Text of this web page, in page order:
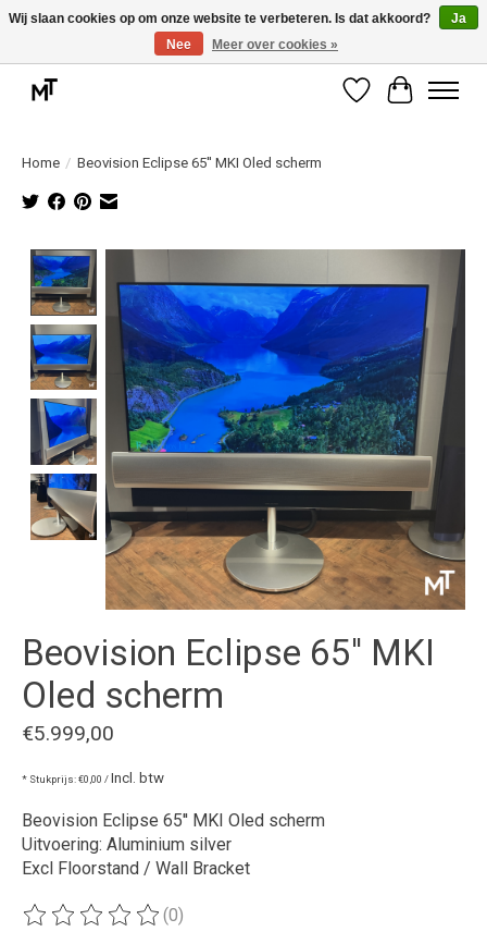
Deskundige installatie of montage nodig? Vraag ons naar de mogelijkheden.
Verlanglijst
Home / Beovision Eclipse 65'' MKI Oled scherm
Product image slideshow Items
Beovision Eclipse 65'' MKI
Oled scherm
€5.999,00
* Stukprijs: €0,00 /Incl. btw
Beovision Eclipse 65'' MKI Oled scherm
Uitvoering: Aluminium silver
Excl Floorstand / Wall Bracket
De beoordeling van dit product is
(0)
Wij slaan cookies op om onze website te verbeteren. Is dat akkoord?
Ja
Nee
Meer over cookies »